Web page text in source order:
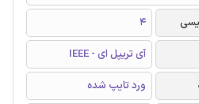
4
آی تریپل ای - IEEE
ورد تایپ شده